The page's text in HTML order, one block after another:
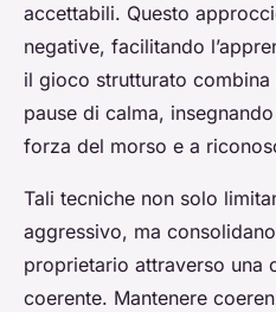
accettabili. Questo
negative, facilitando
il gioco strutturato
pause di calma,
forza del morso e a
Tali tecniche non solo
aggressivo, ma
proprietario attraverso una
coerente. Mantenere